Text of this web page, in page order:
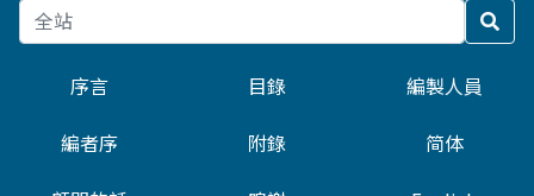
序言 目錄 編製人員
編者序 附錄 简体